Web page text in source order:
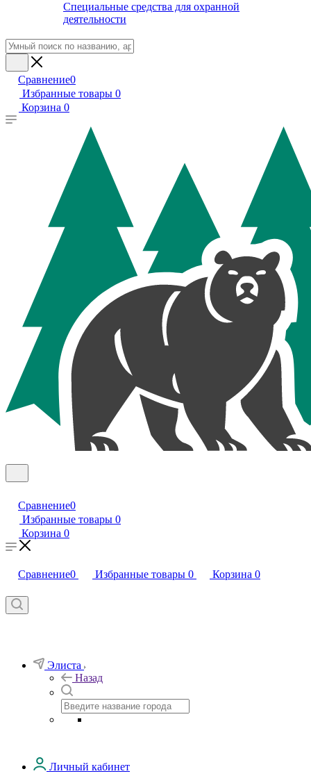
Специальные средства для охранной
деятельности
Сравнение0
Избранные товары 0
Корзина 0
Сравнение0
Избранные товары 0
Корзина 0
Сравнение0 Избранные товары 0 Корзина 0
Элиста
Назад
Личный кабинет